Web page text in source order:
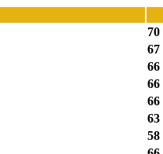
70
67
66
66
66
63
58